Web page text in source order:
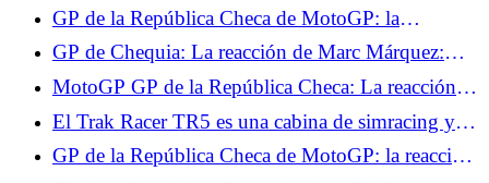
DisplayDash.
GP de la República Checa de MotoGP: la
clasificación final de la carrera al sprint, Francesco
Bagnaia imperial, Fabio Quartararo no pudo hacer
nada
GP de Chequia: La reacción de Marc Márquez:
"Muy contento con este 3º puesto"
MotoGP GP de la República Checa: La reacción
de Ai Ogura "Mañana tendré otra oportunidad"
El Trak Racer TR5 es una cabina de simracing y
simulación de vuelo de gama de entrada.
GP de la República Checa de MotoGP: la reacción